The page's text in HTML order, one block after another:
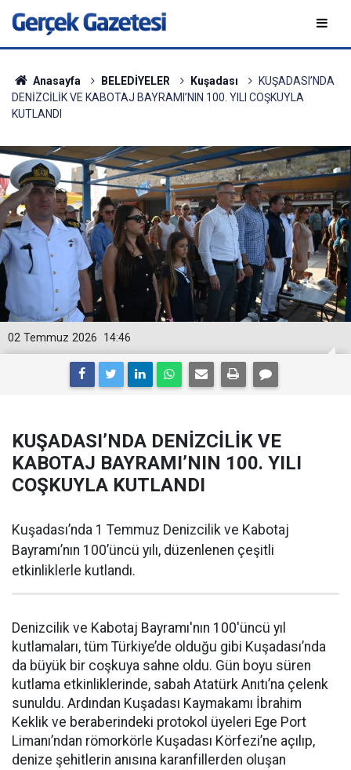
Anasayfa BELEDİYELER Kuşadası
KUŞADASI’NDA
DENİZCİLİK VE KABOTAJ BAYRAMI’NIN 100. YILI COŞKUYLA
KUTLANDI
14:46
02 Temmuz 2026
KUŞADASI’NDA DENİZCİLİK VE
KABOTAJ BAYRAMI’NIN 100. YILI
COŞKUYLA KUTLANDI
Kuşadası’nda 1 Temmuz Denizcilik ve Kabotaj
Bayramı’nın 100’üncü yılı, düzenlenen çeşitli
etkinliklerle kutlandı.
Denizcilik ve Kabotaj Bayramı'nın 100'üncü yıl
kutlamaları, tüm Türkiye’de olduğu gibi Kuşadası’nda
da büyük bir coşkuya sahne oldu. Gün boyu süren
kutlama etkinliklerinde, sabah Atatürk Anıtı’na çelenk
sunuldu. Ardından Kuşadası Kaymakamı İbrahim
Keklik ve beraberindeki protokol üyeleri Ege Port
Limanı’ndan römorkörle Kuşadası Körfezi’ne açılıp,
denize şehitlerin anısına karanfillerden oluşan